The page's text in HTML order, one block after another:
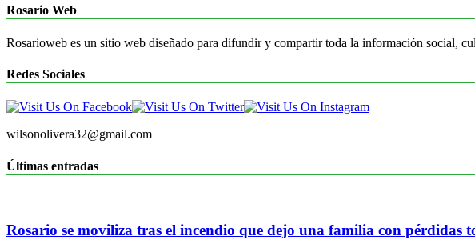
Rosario Web
Rosarioweb es un sitio web diseñado para difundir y compartir toda la información social,
Redes Sociales
wilsonolivera32@gmail.com
Últimas entradas
Rosario se moviliza tras el incendio que dejo una familia con pérdidas